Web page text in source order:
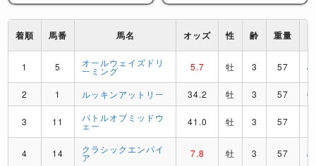
着順 馬番 馬名 オッズ 性 齢 重量
1 5 オールウェイズドリ
ーミング 5.7 牡 3 57 J
2 1 ルッキンアットリー 34.2 牡 3 57 C
3 11 バトルオブミッドウ
ェー 41.0 牡 3 57
4 14 クラシックエンパイ
ア 7.8 牡 3 57 J